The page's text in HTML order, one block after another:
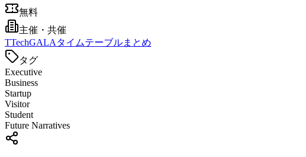
無料
主催・共催
TTechGALAタイムテーブルまとめ
タグ
Executive
Business
Startup
Visitor
Student
Future Narratives